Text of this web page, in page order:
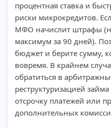
процентная ставка и
риски микрокредитов.
МФО начислит штрафы
максимум за 90 дней).
бюджет и берите сумму,
вовремя. В крайнем
обратиться в
реструктуризацией
отсрочку платежей или
дополнительных